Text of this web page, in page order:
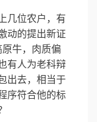
几位农户，有
动的提出新证
牛，肉质偏
有人为老科辩
出去，相当于
序符合他的标